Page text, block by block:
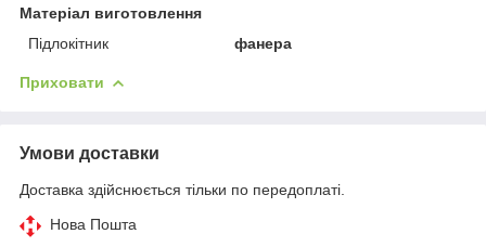
Матеріал виготовлення
Підлокітник
фанера
Приховати
Умови доставки
Доставка здійснюється тільки по передоплаті.
Нова Пошта